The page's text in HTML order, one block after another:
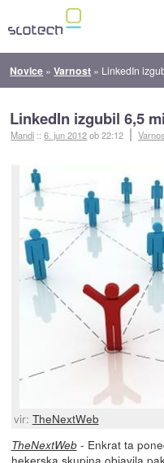
Novice »Varnost » LinkedIn
LinkedIn izgubil 6,5
Mandi ::6. jun 2012ob 22:12
vir: TheNextWeb
TheNextWeb- Enkrat ta
hekerska skupina objavila